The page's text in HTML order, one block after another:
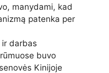
manydami, kad
patenka per
ir darbas
buvo
Kinijoje